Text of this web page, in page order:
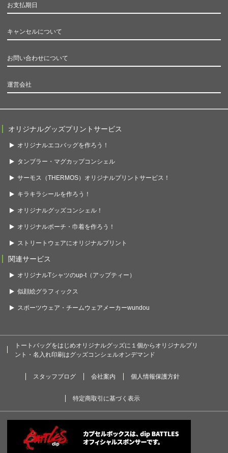
お支払期日
キャンセルについて
お問い合わせについて
運営会社
オリジナルグッズプリントサービス
オリジナルエコバッグを作ろう！
タンブラー・マグカップコンシェル
サーモス（THERMOS）オリジナルプリントサービス！
キラキラシールを作ろう！
オリジナルグッズコンシェル！
オリジナルポーチ・巾着を作ろう！
ストリートウェアにオリジナルプリント
関連サービス
オリジナルTシャツのup-t（アップティー）
似顔絵グラフィックス
スポーツウェア・チームウェアメーカーwundou
トートバッグをはじめオリジナルグッズに１個からオリジナルプリ
ント・名入れ印刷はグッズコンシェルオンデマンド
スタッフブログ 会社案内 個人情報保護方針
特定商取引に基づく表示